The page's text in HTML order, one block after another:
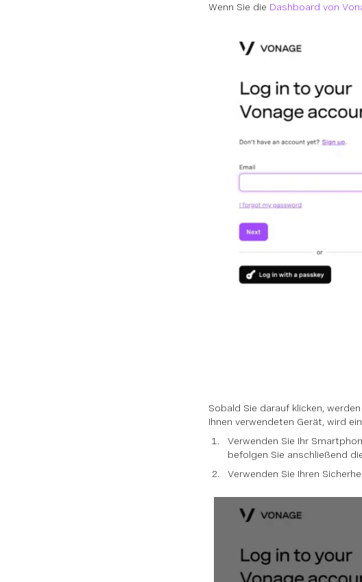
Wenn Sie die Dashboard von
Sobald Sie darauf klicken,
Ihnen verwendeten Gerät, wird
Verwenden Sie Ihr
befolgen Sie anschließend
Verwenden Sie Ihren